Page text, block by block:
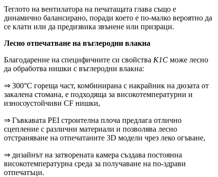
Теглото на вентилатора на печатащата глава също е
динамично балансирано, поради което е по-малко вероятно да
се клати или да предизвика звънене или призраци.
Лесно отпечатване на въглеродни влакна
Благодарение на специфичните си свойства K1C може лесно
да обработва нишки с въглеродни влакна:
⇒ 300°C гореща част, комбинирана с накрайник на дюзата от
закалена стомана, е подходяща за високотемпературни и
износоустойчиви CF нишки,
⇒ Гъвкавата PEI строителна плоча предлага отлично
сцепление с различни материали и позволява лесно
отстраняване на отпечатаните 3D модели чрез леко огъване,
⇒ дизайнът на затворената камера създава постоянна
високотемпературна среда за получаване на по-здрави
отпечатъци.